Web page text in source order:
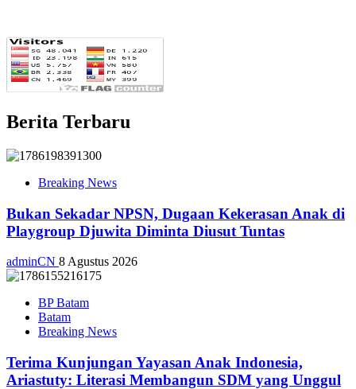
Berita Terbaru
Breaking News
Bukan Sekadar NPSN, Dugaan Kekerasan Anak di
Playgroup Djuwita Diminta Diusut Tuntas
adminCN 8 Agustus 2026
BP Batam
Batam
Breaking News
Terima Kunjungan Yayasan Anak Indonesia,
Ariastuty: Literasi Membangun SDM yang Unggul